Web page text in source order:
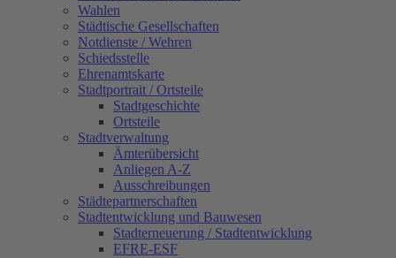
Wahlen
Städtische Gesellschaften
Notdienste / Wehren
Schiedsstelle
Ehrenamtskarte
Stadtportrait / Ortsteile
Stadtgeschichte
Ortsteile
Stadtverwaltung
Ämterübersicht
Anliegen A-Z
Ausschreibungen
Städtepartnerschaften
Stadtentwicklung und Bauwesen
Stadterneuerung / Stadtentwicklung
EFRE-ESF